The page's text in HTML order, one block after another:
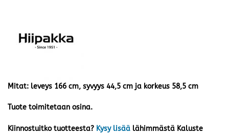
Mitat: leveys 166 cm, syvyys 44,5 cm ja korkeus 58,5 cm
Tuote toimitetaan osina.
Kiinnostuitko tuotteesta? Kysy lisää lähimmästä Kaluste